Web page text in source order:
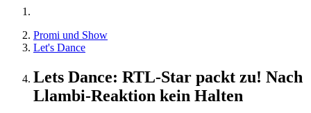
Promi und Show
Let's Dance
Lets Dance: RTL-Star packt zu! Nach
Llambi-Reaktion kein Halten